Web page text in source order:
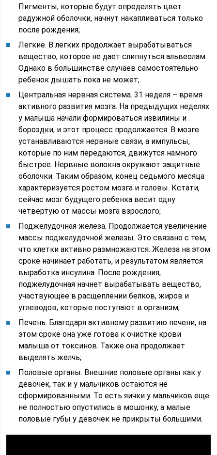
Пигменты, которые будут определять цвет
радужной оболочки, начнут накапливаться только
после рождения;
Легкие. В легких продолжает вырабатываться
вещество, которое не дает слипнуться альвеолам.
Однако в большинстве случаев самостоятельно
ребенок дышать пока не может;
Центральная нервная система. 31 неделя – время
активного развития мозга. На предыдущих неделях
у малыша начали формироваться извилины и
бороздки, и этот процесс продолжается. В мозге
устанавливаются нервные связи, а импульсы,
которые по ним передаются, движутся намного
быстрее. Нервные волокна окружают защитные
оболочки. Таким образом, конец седьмого месяца
характеризуется ростом мозга и головы. Кстати,
сейчас мозг будущего ребенка весит одну
четвертую от массы мозга взрослого;
Поджелудочная железа. Продолжается увеличение
массы поджелудочной железы. Это связано с тем,
что клетки активно размножаются. Железа на этом
сроке начинает работать, и результатом является
выработка инсулина. После рождения,
поджелудочная начнет вырабатывать вещество,
участвующее в расщеплении белков, жиров и
углеводов, которые поступают в организм;
Печень. Благодаря активному развитию печени, на
этом сроке она уже готова к очистке крови
малыша от токсинов. Также она продолжает
выделять желчь;
Половые органы. Внешние половые органы как у
девочек, так и у мальчиков остаются не
сформированными. То есть яички у мальчиков еще
не полностью опустились в мошонку, а малые
половые губы у девочек не прикрыты большими.